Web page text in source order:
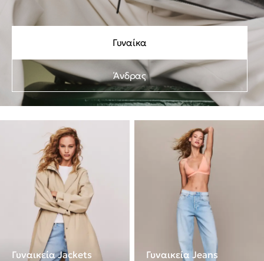
Γυναίκα
Άνδρας
Γυναικεία Jackets Γυναικεία Jeans